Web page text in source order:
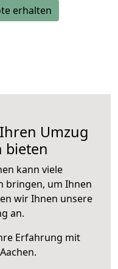
erhalten
Umzug
bieten
kann viele
bringen, um Ihnen
wir Ihnen unsere
an.
Erfahrung mit
Aachen.